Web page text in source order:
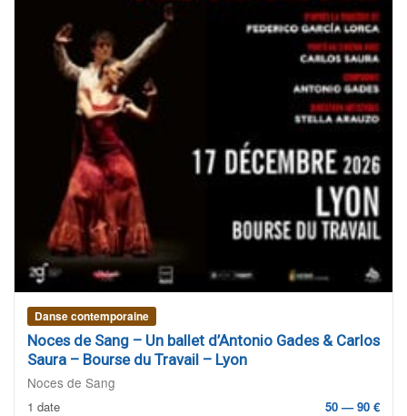
Danse contemporaine
Noces de Sang – Un ballet d’Antonio Gades & Carlos
Saura – Bourse du Travail – Lyon
Noces de Sang
1 date 50 — 90 €